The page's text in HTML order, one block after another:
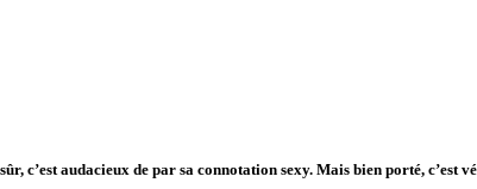
c’est audacieux de par sa connotation sexy. Mais bien porté,